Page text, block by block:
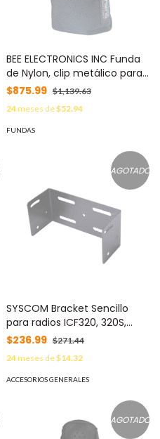
BEE ELECTRONICS INC Funda
de Nylon, clip metálico para
cinto y correa en antena,
para IC-F3103D/11, IC-
F4103D/11, IC-F4103D/31, IC-
F3210D/01, IC-F4210D/01 y IC-
$875.99 $1,139.63
24meses de$52.94
FUNDAS
AGOTADO
SYSCOM Bracket Sencillo
para radios ICF320, 320S,
420, 420S. MOD: SMB320
$236.99 $271.44
24meses de$14.32
ACCESORIOS GENERALES
AGOTADO